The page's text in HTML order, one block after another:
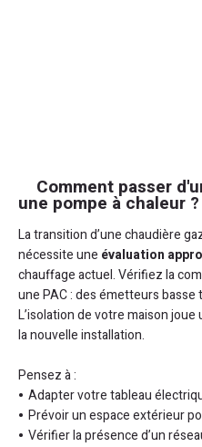
Comment passer
une pompe à chaleur ?
La transition d’une chaudière
nécessite une évaluation
chauffage actuel. Vérifiez la
une PAC : des émetteurs
L’isolation de votre maison joue
la nouvelle installation.
Pensez à :
Adapter votre tableau
Prévoir un espace extérieur
Vérifier la présence d’un